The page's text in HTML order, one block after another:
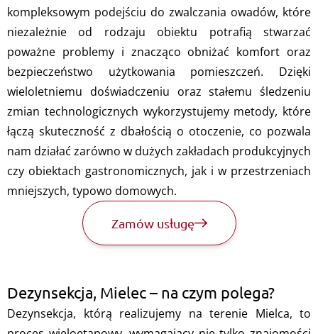
kompleksowym podejściu do zwalczania owadów, które
niezależnie od rodzaju obiektu potrafią stwarzać
poważne problemy i znacząco obniżać komfort oraz
bezpieczeństwo użytkowania pomieszczeń. Dzięki
wieloletniemu doświadczeniu oraz stałemu śledzeniu
zmian technologicznych wykorzystujemy metody, które
łączą skuteczność z dbałością o otoczenie, co pozwala
nam działać zarówno w dużych zakładach produkcyjnych
czy obiektach gastronomicznych, jak i w przestrzeniach
mniejszych, typowo domowych.
Zamów usługę
Dezynsekcja, Mielec – na czym polega?
Dezynsekcja, którą realizujemy na terenie Mielca, to